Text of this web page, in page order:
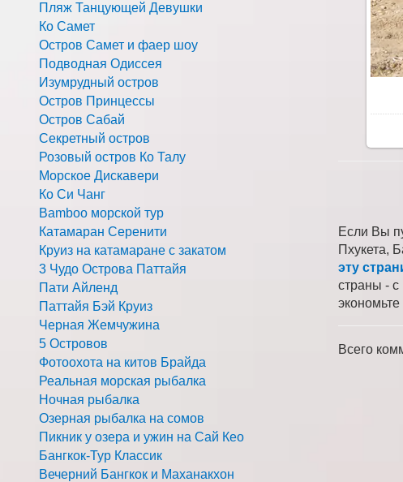
Если Вы
Пхукета,
эту
страны -
Всего
Пляж Танцующей Девушки
Ко Самет
Остров Самет и фаер шоу
Подводная Одиссея
Изумрудный остров
Остров Принцессы
Остров Сабай
Секретный остров
Розовый остров Ко Талу
Морское Дискавери
Ко Си Чанг
Bamboo морской тур
Катамаран Серенити
Круиз на катамаране с закатом
3 Чудо Острова Паттайя
Пати Айленд
Паттайя Бэй Круиз
Черная Жемчужина
5 Островов
Фотоохота на китов Брайда
Реальная морская рыбалка
Ночная рыбалка
Озерная рыбалка на сомов
Пикник у озера и ужин на Сай Кео
Бангкок-Тур Классик
Вечерний Бангкок и Маханакхон